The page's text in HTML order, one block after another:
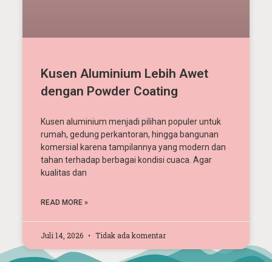
Kusen Aluminium Lebih Awet
dengan Powder Coating
Kusen aluminium menjadi pilihan populer untuk
rumah, gedung perkantoran, hingga bangunan
komersial karena tampilannya yang modern dan
tahan terhadap berbagai kondisi cuaca. Agar
kualitas dan
READ MORE »
Juli 14, 2026 Tidak ada komentar